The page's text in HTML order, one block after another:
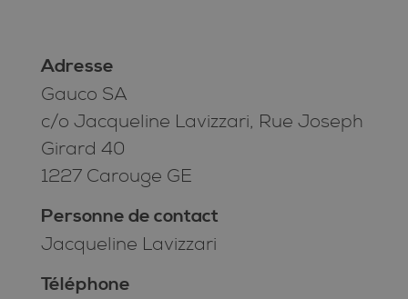
Adresse
Gauco SA
c/o Jacqueline Lavizzari, Rue Joseph
Girard 40
1227 Carouge GE
Personne de contact
Jacqueline Lavizzari
Téléphone